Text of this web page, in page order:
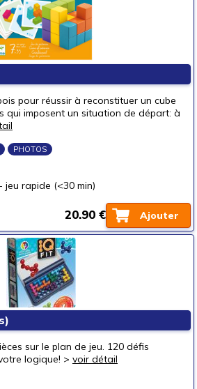
pour réussir à reconstituer un cube
qui imposent un situation de départ: à
PHOTOS
- jeu rapide (<30 min)
Ajouter
20.90 €
sur le plan de jeu. 120 défis
logique! > voir détail